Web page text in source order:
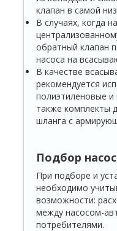
клапан в самой
В случаях, когда
обратный клапан
насоса на
В качестве
рекомендуется
полиэтиленовые
также комплекты
шланга с
Подбор
При подборе и
необходимо
возможности:
между насосом-
потребителями.